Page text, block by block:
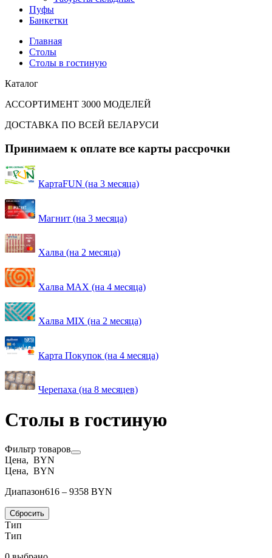
Пуфы
Банкетки
Главная
Столы
Столы в гостиную
Каталог
АССОРТИМЕНТ 3000 МОДЕЛЕЙ
ДОСТАВКА ПО ВСЕЙ БЕЛАРУСИ
Принимаем к оплате все карты рассрочки
КартаFUN (на 3 месяца)
Магнит (на 3 месяца)
Халва (на 2 месяца)
Халва MAX (на 4 месяца)
Халва MIX (на 2 месяца)
Карта Покупок (на 4 месяца)
Черепаха (на 8 месяцев)
Столы в гостиную
Фильтр товаров
Цена, BYN
Цена, BYN
Диапазон616 – 9358 BYN
Сбросить
Тип
Тип